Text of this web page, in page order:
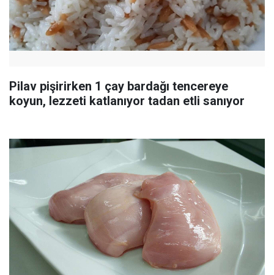
Pilav pişirirken 1 çay bardağı tencereye
koyun, lezzeti katlanıyor tadan etli sanıyor